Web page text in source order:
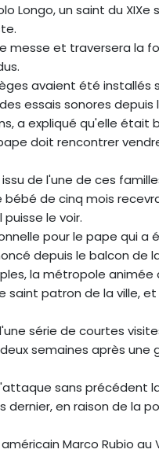
Longo, un saint du
messe et traversera la
avaient été installés
essais sonores depuis
a expliqué qu'elle était
doit rencontrer
de l'une de ces
bébé de cinq mois
le voir.
pour le pape qui a
depuis le balcon de
la métropole animée
saint patron de la ville,
série de courtes
semaines après
sans précédent
dernier, en raison de la
Marco Rubio